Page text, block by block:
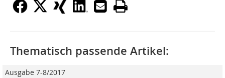
Thematisch passende Artikel:
Ausgabe 7-8/2017